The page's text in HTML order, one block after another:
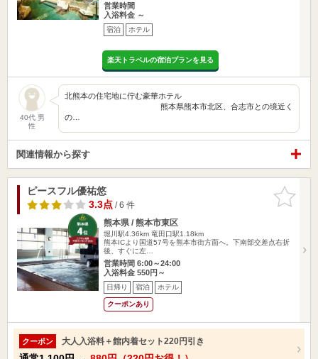
営業時間
入浴料金 ～
宿泊 ホテル
楽天トラベルの宿泊プランを見る
40代 男
性
北熊本の住宅地に佇む豪華ホテル
熊本県熊本市北区、合志市との境近く
の…
関連情報から探す
お気に入
りに追加
ピースフル優祐悠
3.3点/ 6 件
熊本県 / 熊本市東区
堀川駅4.36km 竜田口駅1.18km
熊本ICより国道57号を熊本市街方面へ。下南部交差点右折
後、すぐに左…
営業時間 6:00～24:00
入浴料金 550円～
日帰り 宿泊 ホテル
クーポンあり
クーポン 大人入浴料＋館内着セット220円引き